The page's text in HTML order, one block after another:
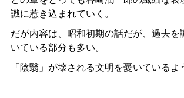
識に惹き込まれていく。
だが内容は、昭和初期の話だが、過去を
いている部分も多い。
「陰翳」が壊される文明を憂いているよ